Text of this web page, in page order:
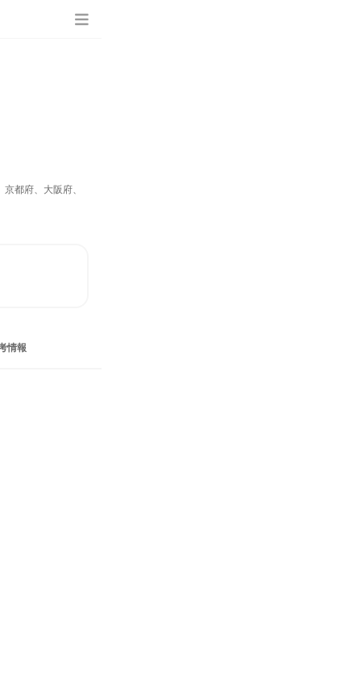
都府、大阪府、
情報